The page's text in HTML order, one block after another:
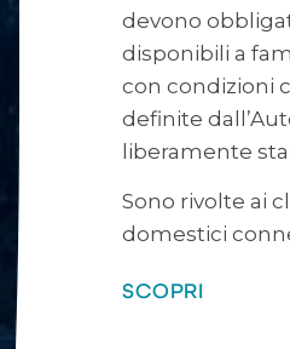
devono
disponibili a
con condizioni
definite
liberamente
Sono rivolte ai
domestici
SCOPRI